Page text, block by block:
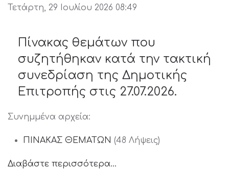
Τετάρτη, 29 Ιουλίου 2026 08:49
Πίνακας θεμάτων που
συζητήθηκαν κατά την τακτική
συνεδρίαση της Δημοτικής
Επιτροπής στις 27.07.2026.
Συνημμένα αρχεία:
ΠΙΝΑΚΑΣ ΘΕΜΑΤΩΝ (48 Λήψεις)
Διαβάστε περισσότερα...